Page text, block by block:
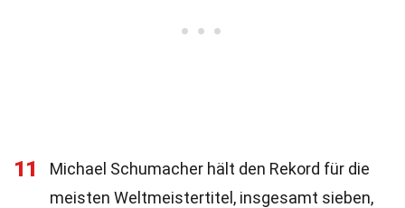
11
Michael Schumacher hält den Rekord für die
meisten Weltmeistertitel, insgesamt sieben,